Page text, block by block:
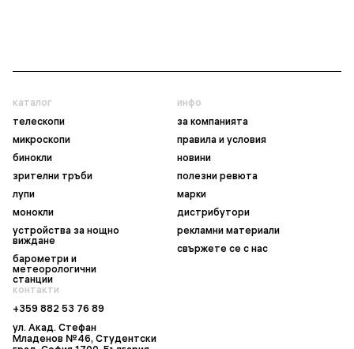
каталог
телескопи
микроскопи
бинокли
зрителни тръби
лупи
монокли
устройства за нощно
виждане
барометри и
метеорологични
станции
инфо
за компанията
правила и условия
новини
полезни ревюта
марки
дистрибутори
рекламни материали
свържете се с нас
контакти
+359 882 53 76 89
ул. Акад. Стефан
Младенов №46, Студентски